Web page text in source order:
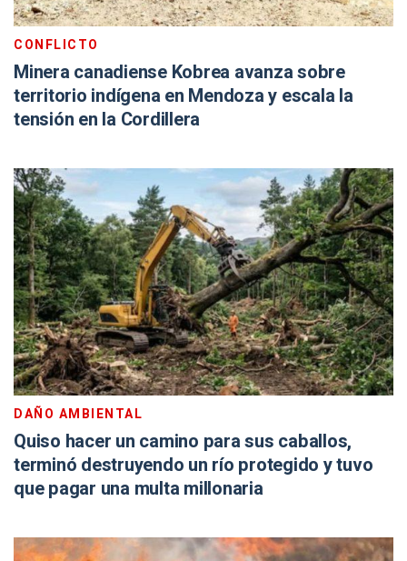
CONFLICTO
Minera canadiense Kobrea avanza sobre
territorio indígena en Mendoza y escala la
tensión en la Cordillera
DAÑO AMBIENTAL
Quiso hacer un camino para sus caballos,
terminó destruyendo un río protegido y tuvo
que pagar una multa millonaria